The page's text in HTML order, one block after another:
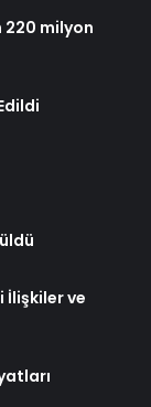
220 milyon
İlişkiler ve